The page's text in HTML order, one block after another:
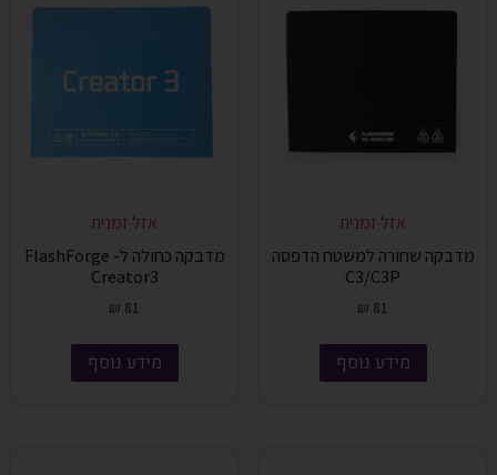
אזל זמנית
מדבקה שחורה למשטח הדפסה
C3/C3P
₪ 81
מידע נוסף
אזל זמנית
מדבקה כחולה ל- FlashForge
Creator3
₪ 81
מידע נוסף